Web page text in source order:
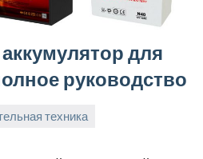
для
руководство
техника